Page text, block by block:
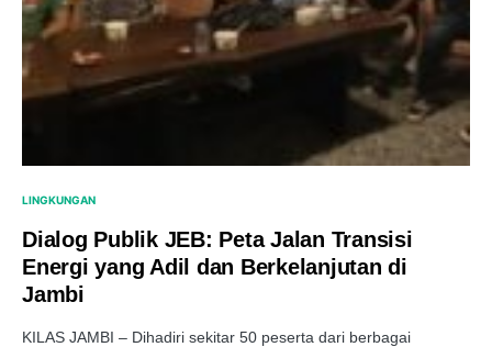
LINGKUNGAN
Dialog Publik JEB: Peta Jalan Transisi
Energi yang Adil dan Berkelanjutan di
Jambi
KILAS JAMBI – Dihadiri sekitar 50 peserta dari berbagai